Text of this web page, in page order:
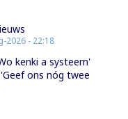
2026 - 22:18
kenki a systeem'
ons nóg twee